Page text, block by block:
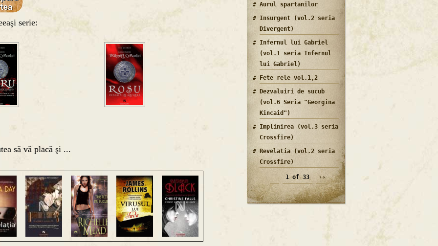
serie:
să vă placă şi ...
Aurul spartanilor
Insurgent (vol.2 seria
Divergent)
Infernul lui Gabriel
(vol.1 seria Infernul
lui Gabriel)
Fete rele vol.1,2
Dezvaluiri de sucub
(vol.6 Seria "Georgina
Kincaid")
Implinirea (vol.3 seria
Crossfire)
Revelatia (vol.2 seria
Crossfire)
1 of 33 ››